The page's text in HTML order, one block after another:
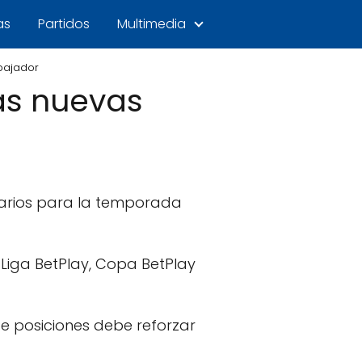
Partidos Multimedia
nuevas
para la temporada
BetPlay, Copa BetPlay
posiciones debe reforzar